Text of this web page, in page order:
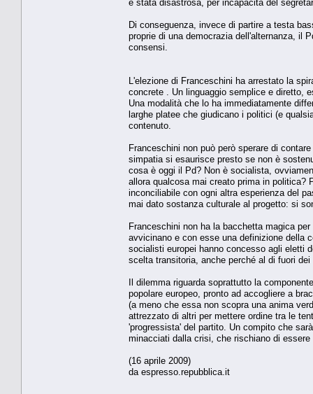
è stata disastrosa, per incapacità del
Di conseguenza, invece di partire a testa
proprie di una democrazia dell'alternanza, il
consensi.
L'elezione di Franceschini ha arrestato la
concrete . Un linguaggio semplice e diretto,
Una modalità che lo ha immediatamente
larghe platee che giudicano i politici (e
contenuto.
Franceschini non può però sperare di
simpatia si esaurisce presto se non è
cosa è oggi il Pd? Non è socialista,
allora qualcosa mai creato prima in politica?
inconciliabile con ogni altra esperienza del
mai dato sostanza culturale al progetto: si
Franceschini non ha la bacchetta magica
avvicinano e con esse una definizione della
socialisti europei hanno concesso agli eletti
scelta transitoria, anche perché al di fuori
Il dilemma riguarda soprattutto la
popolare europeo, pronto ad accogliere a
(a meno che essa non scopra una anima
attrezzato di altri per mettere ordine tra le
'progressista' del partito. Un compito che
minacciati dalla crisi, che rischiano di
(16 aprile 2009)
da espresso.repubblica.it